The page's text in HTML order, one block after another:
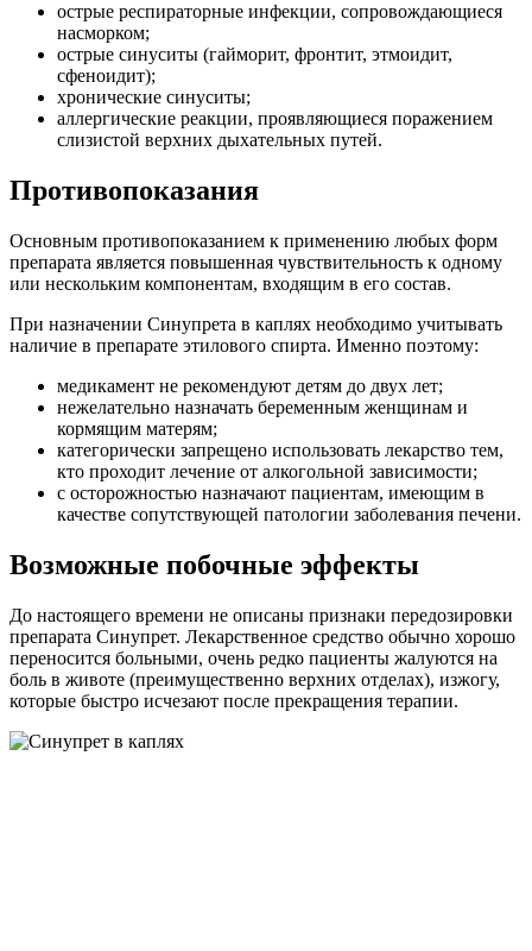
острые респираторные инфекции, сопровождающиеся
насморком;
острые синуситы (гайморит, фронтит, этмоидит,
сфеноидит);
хронические синуситы;
аллергические реакции, проявляющиеся поражением
слизистой верхних дыхательных путей.
Противопоказания
Основным противопоказанием к применению любых форм
препарата является повышенная чувствительность к одному
или нескольким компонентам, входящим в его состав.
При назначении Синупрета в каплях необходимо учитывать
наличие в препарате этилового спирта. Именно поэтому:
медикамент не рекомендуют детям до двух лет;
нежелательно назначать беременным женщинам и
кормящим матерям;
категорически запрещено использовать лекарство тем,
кто проходит лечение от алкогольной зависимости;
с осторожностью назначают пациентам, имеющим в
качестве сопутствующей патологии заболевания печени.
Возможные побочные эффекты
До настоящего времени не описаны признаки передозировки
препарата Синупрет. Лекарственное средство обычно хорошо
переносится больными, очень редко пациенты жалуются на
боль в животе (преимущественно верхних отделах), изжогу,
которые быстро исчезают после прекращения терапии.